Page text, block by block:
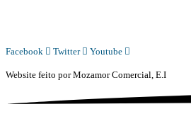
Facebook Twitter Youtube
Website feito porMozamor Comercial, E.I